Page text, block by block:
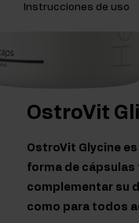
Instrucciones de uso
OstroVit
OstroVit Glycine
forma de cápsulas
complementar su
como para todos